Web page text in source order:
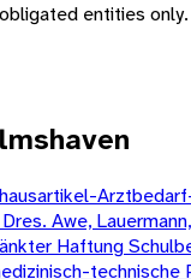
entities
Awe,
Haftung
technische